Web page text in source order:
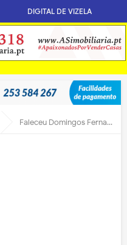
DIGITAL DE VIZELA
Faleceu Domingos Fernandes de Sousa